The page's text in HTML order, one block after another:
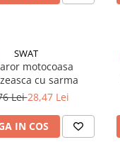
SWAT
motocoasa
cu sarma
Lei28,47 Lei
IN COS